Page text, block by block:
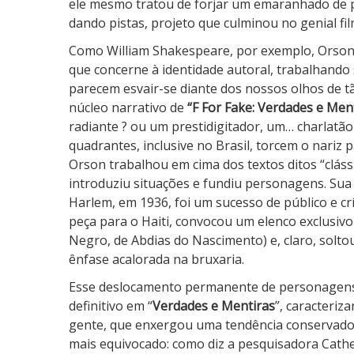
d
a
d
e
s
e
M
e
n
t
i
r
a
s
ele mesmo tratou de forjar um emaranhado
dando pistas, projeto que culminou no genial
Como William Shakespeare, por exemplo,
que concerne à identidade autoral,
parecem esvair-se diante dos nossos olhos de
núcleo narrativo de “F For Fake: Verdades e
radiante ? ou um prestidigitador, um…
quadrantes, inclusive no Brasil, torcem o nariz
Orson trabalhou em cima dos textos ditos
introduziu situações e fundiu personagens.
Harlem, em 1936, foi um sucesso de público e
peça para o Haiti, convocou um elenco
Negro, de Abdias do Nascimento) e, claro,
ênfase acalorada na bruxaria.
Esse deslocamento permanente de
definitivo em “Verdades e Mentiras”,
gente, que enxergou uma tendência
mais equivocado: como diz a pesquisadora